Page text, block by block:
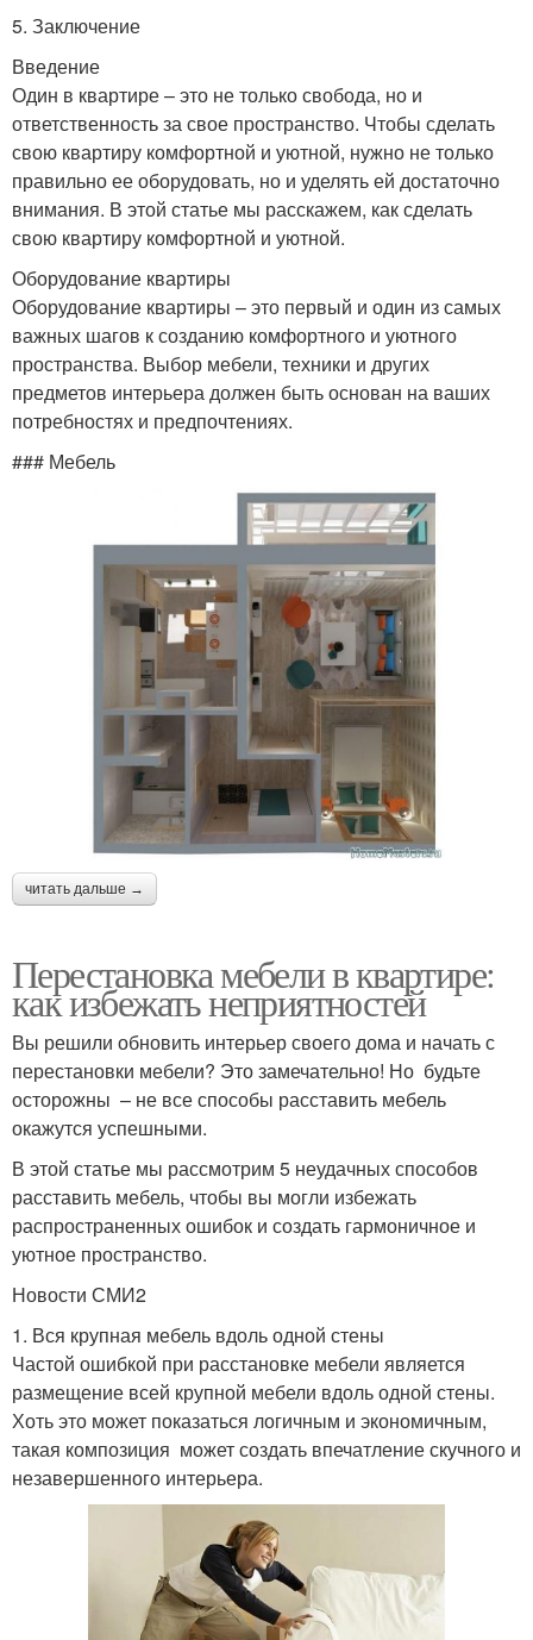
5. Заключение
Введение
Один в квартире – это не только свобода, но и
ответственность за свое пространство. Чтобы сделать
свою квартиру комфортной и уютной, нужно не только
правильно ее оборудовать, но и уделять ей достаточно
внимания. В этой статье мы расскажем, как сделать
свою квартиру комфортной и уютной.
Оборудование квартиры
Оборудование квартиры – это первый и один из самых
важных шагов к созданию комфортного и уютного
пространства. Выбор мебели, техники и других
предметов интерьера должен быть основан на ваших
потребностях и предпочтениях.
### Мебель
читать дальше →
Перестановка мебели в квартире:
как избежать неприятностей
Вы решили обновить интерьер своего дома и начать с
перестановки мебели? Это замечательно! Но будьте
осторожны – не все способы расставить мебель
окажутся успешными.
В этой статье мы рассмотрим 5 неудачных способов
расставить мебель, чтобы вы могли избежать
распространенных ошибок и создать гармоничное и
уютное пространство.
Новости СМИ2
1. Вся крупная мебель вдоль одной стены
Частой ошибкой при расстановке мебели является
размещение всей крупной мебели вдоль одной стены.
Хоть это может показаться логичным и экономичным,
такая композиция может создать впечатление скучного и
незавершенного интерьера.